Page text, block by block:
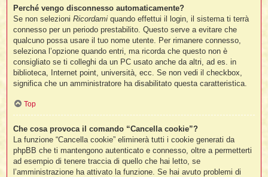
i
Perché vengo disconnesso automaticamente?
Se non selezioniRicordami quando effettui il login, il sistema ti terrà
connesso per un periodo prestabilito. Questo serve a evitare che
qualcuno possa usare il tuo nome utente. Per rimanere connesso,
seleziona l’opzione quando entri, ma ricorda che questo non è
consigliato se ti colleghi da un PC usato anche da altri, ad es. in
biblioteca, Internet point, università, ecc. Se non vedi il checkbox,
significa che un amministratore ha disabilitato questa caratteristica.
Top
Che cosa provoca il comando “Cancella cookie”?
La funzione “Cancella cookie” eliminerà tutti i cookie generati da
phpBB che ti mantengono autenticato e connesso, oltre a permetterti
ad esempio di tenere traccia di quello che hai letto, se
l’amministrazione ha attivato la funzione. Se hai avuto problemi di